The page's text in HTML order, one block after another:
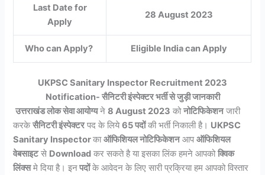
Last Date for
Apply
28 August 2023
Who can Apply? Eligible India can Apply
UKPSC Sanitary Inspector Recruitment 2023
Notification- सैनिटरी इंस्पेक्टर भर्ती से जुड़ी जानकारी
उत्तराखंड लोक सेवा आयोग्यने8 August 2023 कोनोटिफिकेशनजारी
करकेसैनिटरी इंस्पेक्टरपद के लिये65 पदोंकी भर्ती निकाली है। UKPSC
Sanitary Inspectorकाऑफिशियल नोटिफिकेशनआपऑफिशियल
वेबसाइटसे Download कर सकते है या इसका लिंक हमने आपकोक्विक
लिंक्समे दिया है। इनपदोंके आवेदन के लिए सारी प्रक्रिया हम आपको विस्तार